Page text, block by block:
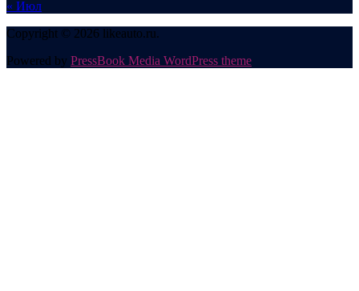
« Июл
Copyright © 2026 likeauto.ru.
Powered by PressBook Media WordPress theme